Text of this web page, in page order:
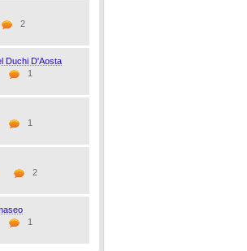
2
Duchi D'Aosta
1
1
2
1